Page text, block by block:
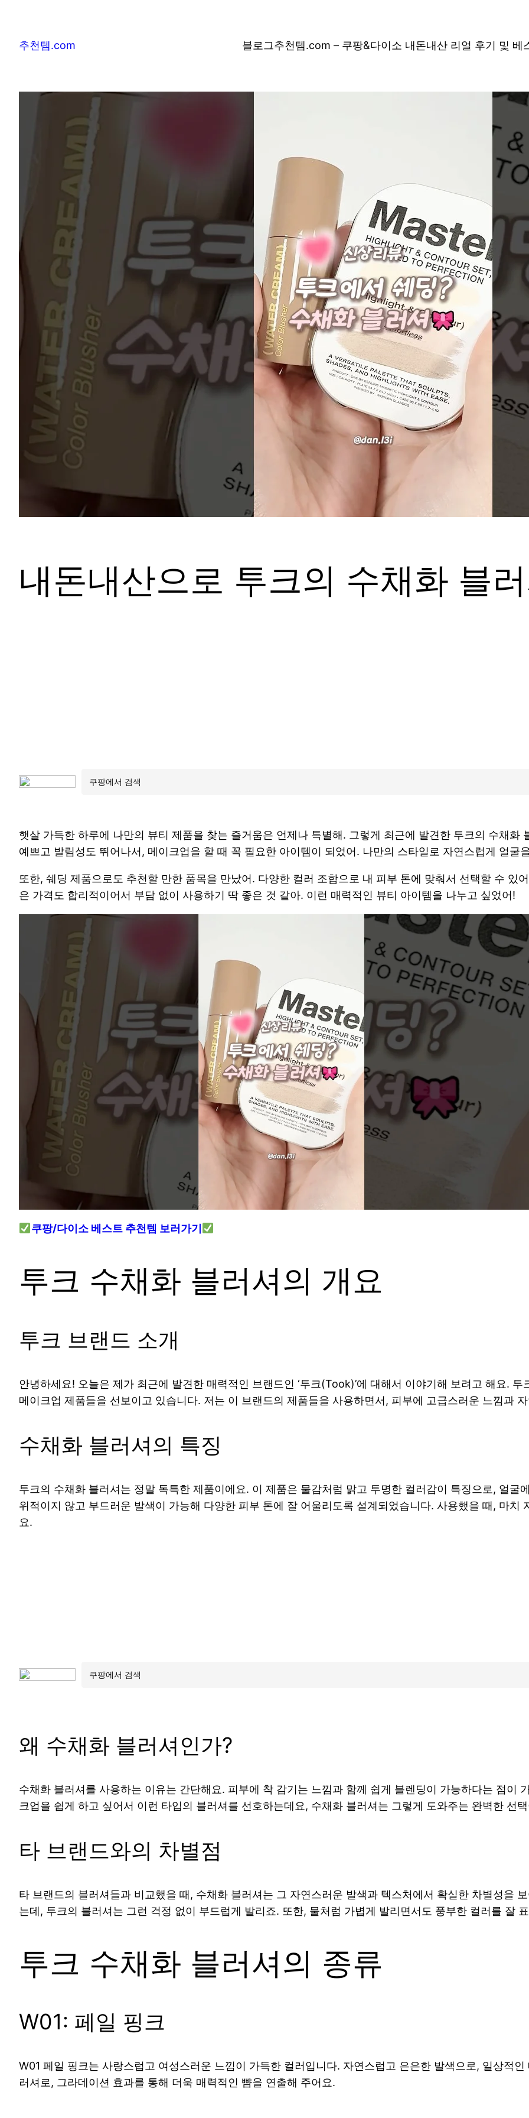
추천템.com 블로그추천템.com – 쿠팡&다이소 내돈내산 리얼 후기 및 베
내돈내산으로 투크의 수채화 블
햇살 가득한 하루에 나만의 뷰티 제품을 찾는 즐거움은 언제나 특별해. 그렇게 최근에 발견한 투크의 수채화
예쁘고 발림성도 뛰어나서, 메이크업을 할 때 꼭 필요한 아이템이 되었어. 나만의 스타일로 자연스럽게 얼굴
또한, 쉐딩 제품으로도 추천할 만한 품목을 만났어. 다양한 컬러 조합으로 내 피부 톤에 맞춰서 선택할 수 있
은 가격도 합리적이어서 부담 없이 사용하기 딱 좋은 것 같아. 이런 매력적인 뷰티 아이템을 나누고 싶었어!
쿠팡/다이소 베스트 추천템 보러가기
투크 수채화 블러셔의 개요
투크 브랜드 소개
안녕하세요! 오늘은 제가 최근에 발견한 매력적인 브랜드인 ‘투크(Took)’에 대해서 이야기해 보려고 해요.
메이크업 제품들을 선보이고 있습니다. 저는 이 브랜드의 제품들을 사용하면서, 피부에 고급스러운 느낌과
수채화 블러셔의 특징
투크의 수채화 블러셔는 정말 독특한 제품이에요. 이 제품은 물감처럼 맑고 투명한 컬러감이 특징으로, 얼굴
위적이지 않고 부드러운 발색이 가능해 다양한 피부 톤에 잘 어울리도록 설계되었습니다. 사용했을 때, 마치
요.
왜 수채화 블러셔인가?
수채화 블러셔를 사용하는 이유는 간단해요. 피부에 착 감기는 느낌과 함께 쉽게 블렌딩이 가능하다는 점이
크업을 쉽게 하고 싶어서 이런 타입의 블러셔를 선호하는데요, 수채화 블러셔는 그렇게 도와주는 완벽한 선
타 브랜드와의 차별점
타 브랜드의 블러셔들과 비교했을 때, 수채화 블러셔는 그 자연스러운 발색과 텍스처에서 확실한 차별성을
는데, 투크의 블러셔는 그런 걱정 없이 부드럽게 발리죠. 또한, 물처럼 가볍게 발리면서도 풍부한 컬러를 잘
투크 수채화 블러셔의 종류
W01: 페일 핑크
W01 페일 핑크는 사랑스럽고 여성스러운 느낌이 가득한 컬러입니다. 자연스럽고 은은한 발색으로, 일상적
러셔로, 그라데이션 효과를 통해 더욱 매력적인 뺨을 연출해 주어요.